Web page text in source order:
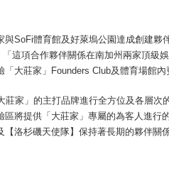
與SoFi體育館及好萊塢公園達成創建夥
這項合作夥伴關係在南加州兩家頂級
大莊家」Founders Club及體育場館內
莊家」的主打品牌進行全方位及各層次
將提供「大莊家」專屬的為客人進行
【洛杉磯天使隊】保持著長期的夥伴關